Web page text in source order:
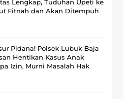
Lengkap, Tuduhan Upeti ke
Fitnah dan Akan Ditempuh
Pidana! Polsek Lubuk Baja
Hentikan Kasus Anak
Izin, Murni Masalah Hak